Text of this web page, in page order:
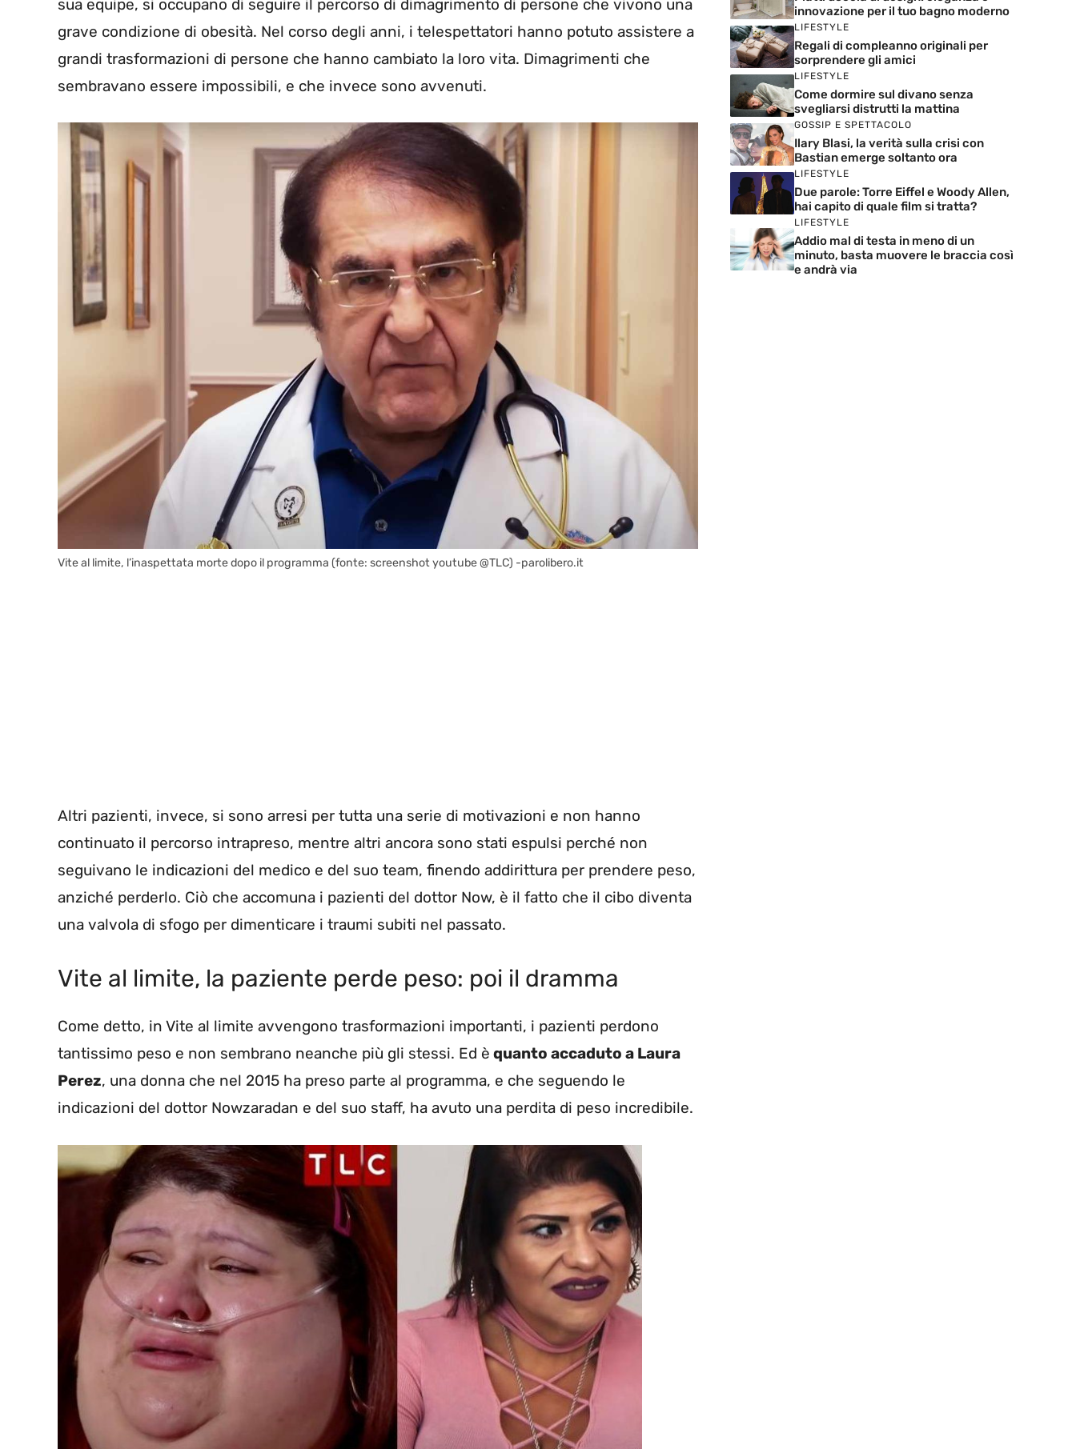
sua equipe, si occupano di seguire il percorso di dimagrimento di persone che vivono una
grave condizione di obesità. Nel corso degli anni, i telespettatori hanno potuto assistere a
grandi trasformazioni di persone che hanno cambiato la loro vita. Dimagrimenti che
sembravano essere impossibili, e che invece sono avvenuti.
Vite al limite, l’inaspettata morte dopo il programma (fonte: screenshot youtube @TLC) -parolibero.it
Altri pazienti, invece, si sono arresi per tutta una serie di motivazioni e non hanno
continuato il percorso intrapreso, mentre altri ancora sono stati espulsi perché non
seguivano le indicazioni del medico e del suo team, finendo addirittura per prendere peso,
anziché perderlo. Ciò che accomuna i pazienti del dottor Now, è il fatto che il cibo diventa
una valvola di sfogo per dimenticare i traumi subiti nel passato.
Vite al limite, la paziente perde peso: poi il dramma
Come detto, in Vite al limite avvengono trasformazioni importanti, i pazienti perdono
tantissimo peso e non sembrano neanche più gli stessi. Ed è quanto accaduto a Laura
Perez, una donna che nel 2015 ha preso parte al programma, e che seguendo le
indicazioni del dottor Nowzaradan e del suo staff, ha avuto una perdita di peso incredibile.
innovazione per il tuo bagno moderno
LIFESTYLE
Regali di compleanno originali per
sorprendere gli amici
LIFESTYLE
Come dormire sul divano senza
svegliarsi distrutti la mattina
GOSSIP E SPETTACOLO
Ilary Blasi, la verità sulla crisi con
Bastian emerge soltanto ora
LIFESTYLE
Due parole: Torre Eiffel e Woody Allen,
hai capito di quale film si tratta?
LIFESTYLE
Addio mal di testa in meno di un
minuto, basta muovere le braccia così
e andrà via